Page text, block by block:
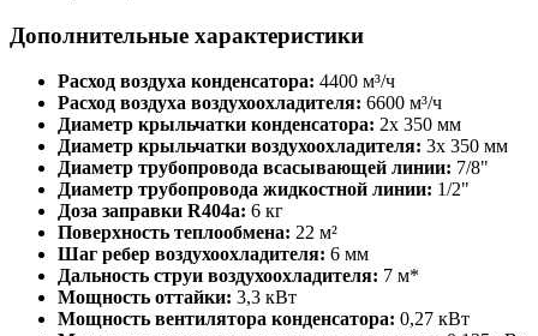
Дополнительные характеристики
Расход воздуха конденсатора: 4400 м³/ч
Расход воздуха воздухоохладителя: 6600 м³/ч
Диаметр крыльчатки конденсатора: 2х 350 мм
Диаметр крыльчатки воздухоохладителя: 3х 350 мм
Диаметр трубопровода всасывающей линии: 7/8"
Диаметр трубопровода жидкостной линии: 1/2"
Доза заправки R404a: 6 кг
Поверхность теплообмена: 22 м²
Шаг ребер воздухоохладителя: 6 мм
Дальность струи воздухоохладителя: 7 м*
Мощность оттайки: 3,3 кВт
Мощность вентилятора конденсатора: 0,27 кВт